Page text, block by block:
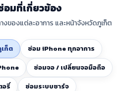
อมที่เกี่ยวข้อง
งของแต่ละอาการ และหน้าจังหวัดภูเก็ต
ก็ต
ซ่อม iPhone ทุกอาการ
ซ่อมจอ / เปลี่ยนจอมือถือ
อรี่
ซ่อมระบบชาร์จ